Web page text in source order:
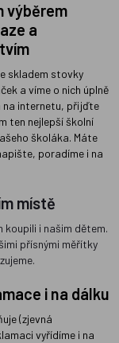
výběrem
a
skladem stovky
a víme o nich úplně
na internetu, přijďte
ten nejlepší školní
školáka. Máte
poradíme i na
místě
koupili i našim dětem.
přísnými měřítky
i na dálku
(zjevná
vyřídíme i na